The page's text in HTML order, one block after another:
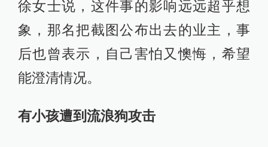
徐女士说，这件事的影响远远超乎想
象，那名把截图公布出去的业主，事
后也曾表示，自己害怕又懊悔，希望
能澄清情况。
有小孩遭到流浪狗攻击